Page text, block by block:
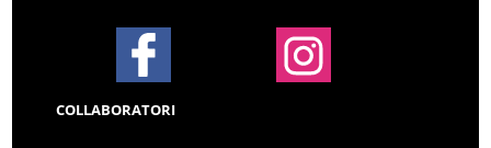
COLLABORATORI